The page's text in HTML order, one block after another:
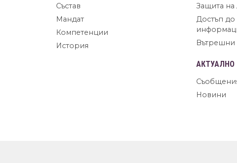
Състав
Мандат
Компетенции
История
Защита на
Достъп
Вътрешни
АКТУАЛНО
Новини